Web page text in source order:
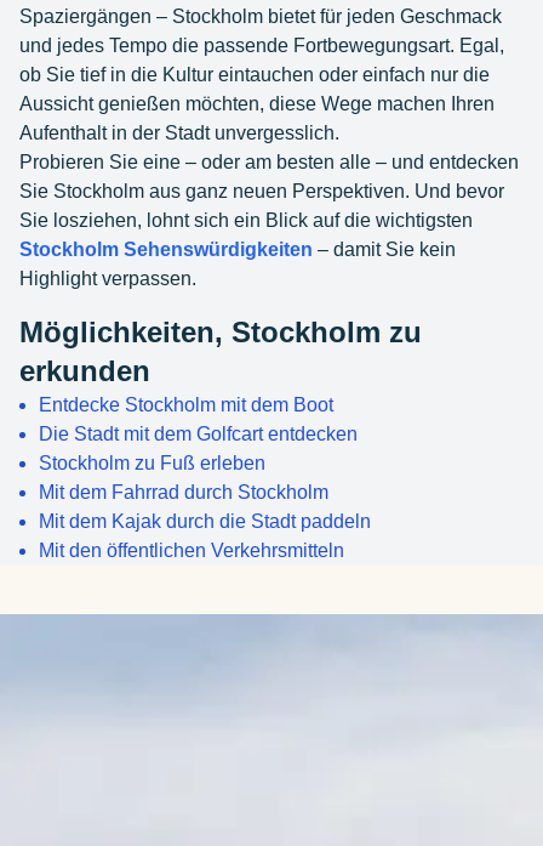
Spaziergängen – Stockholm bietet für jeden Geschmack
und jedes Tempo die passende Fortbewegungsart. Egal,
ob Sie tief in die Kultur eintauchen oder einfach nur die
Aussicht genießen möchten, diese Wege machen Ihren
Aufenthalt in der Stadt unvergesslich.
Probieren Sie eine – oder am besten alle – und entdecken
Sie Stockholm aus ganz neuen Perspektiven. Und bevor
Sie losziehen, lohnt sich ein Blick auf die wichtigsten
Stockholm Sehenswürdigkeiten – damit Sie kein
Highlight verpassen.
Möglichkeiten, Stockholm zu
erkunden
Entdecke Stockholm mit dem Boot
Die Stadt mit dem Golfcart entdecken
Stockholm zu Fuß erleben
Mit dem Fahrrad durch Stockholm
Mit dem Kajak durch die Stadt paddeln
Mit den öffentlichen Verkehrsmitteln